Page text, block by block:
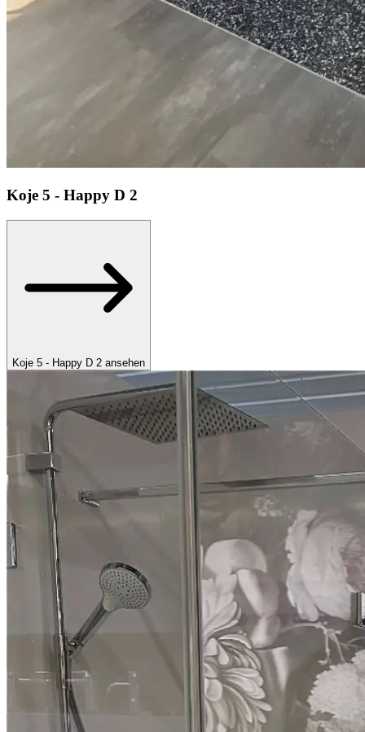
Koje 5 - Happy D 2
Koje 5 - Happy D 2 ansehen